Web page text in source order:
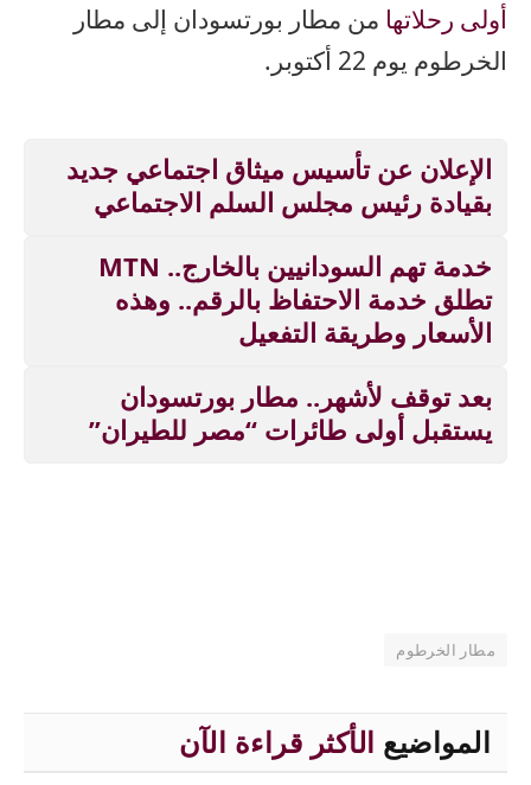
أولى رحلاتها من مطار بورتسودان إلى مطار
الخرطوم يوم 22 أكتوبر.
الإعلان عن تأسيس ميثاق اجتماعي جديد
بقيادة رئيس مجلس السلم الاجتماعي
خدمة تهم السودانيين بالخارج.. MTN
تطلق خدمة الاحتفاظ بالرقم.. وهذه
الأسعار وطريقة التفعيل
بعد توقف لأشهر.. مطار بورتسودان
يستقبل أولى طائرات “مصر للطيران”
مطار الخرطوم
المواضيع الأكثر قراءة الآن